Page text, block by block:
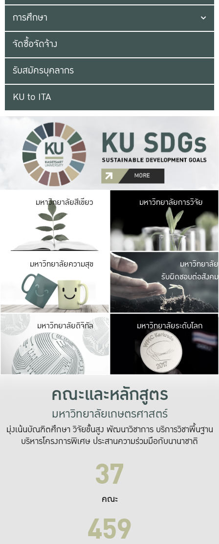
การศึกษา
จัดซื้อจัดจ้าง
รับสมัครบุคลากร
KU to ITA
มหาวิทยาลัยสีเขียว มหาวิ
มีพื้นที่เขียวสดใส
เป็นป่าในเมือง เกษต
มหาวิทยาลัยการวิจัย
มหาวิทยาลัยความสุข มหาวิ
ค
เปิดประ
และพบเรื่องราวใ
มหาวิทยาลัย
รับผิดชอบต่อสังคม
มหาวิทยาลัยดิจิทัล มหาวิ
เปลี่ยนแปลง แล
เพื่อทำง
ระบบสารสนเทศ
มหาวิทยาลัยระดับโลก
คณะและหลักสูตร
มหาวิทยาลัยเกษตรศาสตร์
มุ่งเน้นบัณฑิตศึกษา วิจัยขั้นสูง พัฒนาวิชาการ บริการวิชาพื้นฐาน
บริหารโครงการพิเศษ ประสานความร่วมมือกับนานาชาติ
37
คณะ
459